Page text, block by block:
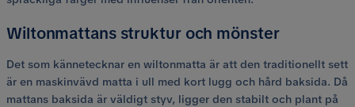
Wiltonmattans struktur och mönster
Det som kännetecknar en wiltonmatta är att den traditionellt sett
är en maskinvävd matta i ull med kort lugg och hård baksida. Då
mattans baksida är väldigt styv, ligger den stabilt och plant på